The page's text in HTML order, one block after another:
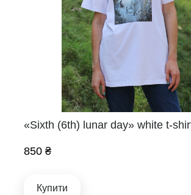
«Sixth (6th) lunar day» white t-
850 ₴
Купити